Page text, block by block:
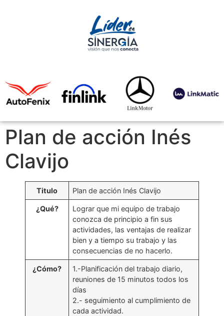
Plan de acción Inés
Clavijo
Titulo Plan de acción Inés Clavijo
¿Qué?
Lograr que mi equipo de trabajo
conozca de principio a fin sus
actividades, las ventajas de realizar
bien y a tiempo su trabajo y las
consecuencias de no hacerlo.
¿Cómo?
1.-Planificación del trabajo diario,
reuniones de 15 minutos todos los
días
2.- seguimiento al cumplimiento de
cada actividad.